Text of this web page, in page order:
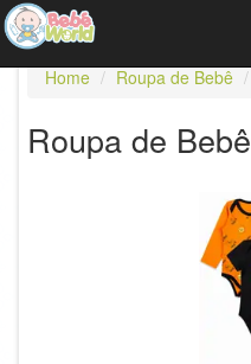
Home Roupa de Bebê
Roupa de Bebê